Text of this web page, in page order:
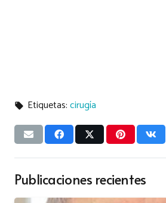
local_offer Etiquetas:cirugía
Publicaciones recientes